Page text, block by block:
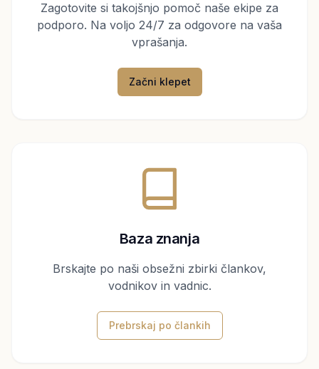
Zagotovite si takojšnjo pomoč naše ekipe za
podporo. Na voljo 24/7 za odgovore na vaša
vprašanja.
Začni klepet
Baza znanja
Brskajte po naši obsežni zbirki člankov,
vodnikov in vadnic.
Prebrskaj po člankih